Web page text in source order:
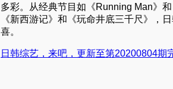
多彩。从经典节目如《Running Man》
《新西游记》和《玩命井底三千尺》，
喜。
日韩综艺，来吧，更新至第20200804期